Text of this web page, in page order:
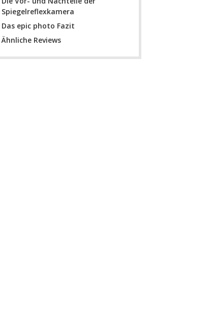
Spiegelreflexkamera
Das epic photo Fazit
Ähnliche Reviews